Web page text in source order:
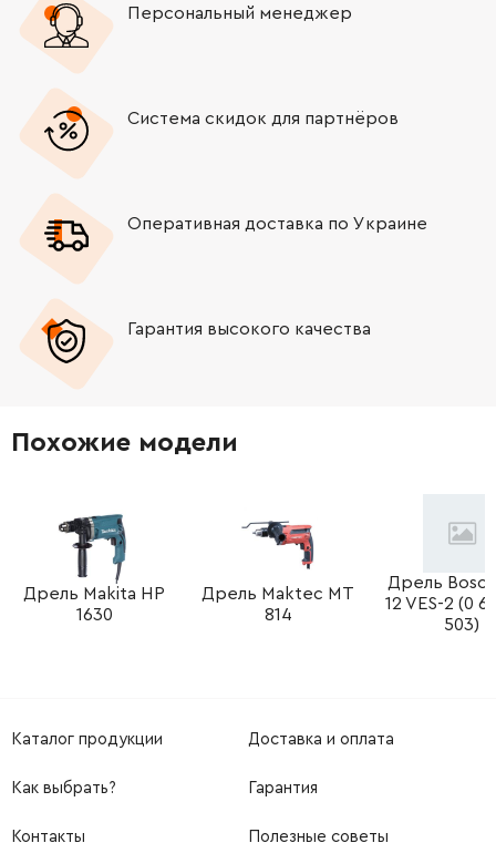
Персональный менеджер
Система скидок для партнёров
Оперативная доставка по Украине
Гарантия высокого качества
Похожие модели
Дрель Makita HP
1630
Дрель Maktec MT
814
Дрель
12 VES-2 (0
503)
Каталог продукции Доставка и оплата
Как выбрать? Гарантия
Контакты Полезные советы